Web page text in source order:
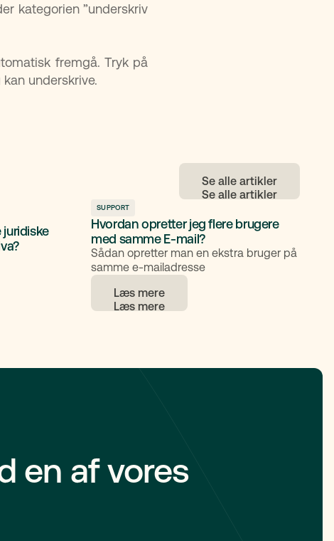
kategorien ”underskriv
fremgå. Tryk på
underskrive.
Se alle artikler
juridiske
SUPPORT
Hvordan opretter jeg flere brugere
med samme E-mail?
Sådan opretter man en ekstra bruger på
samme e-mailadresse
Læs mere
en af vores